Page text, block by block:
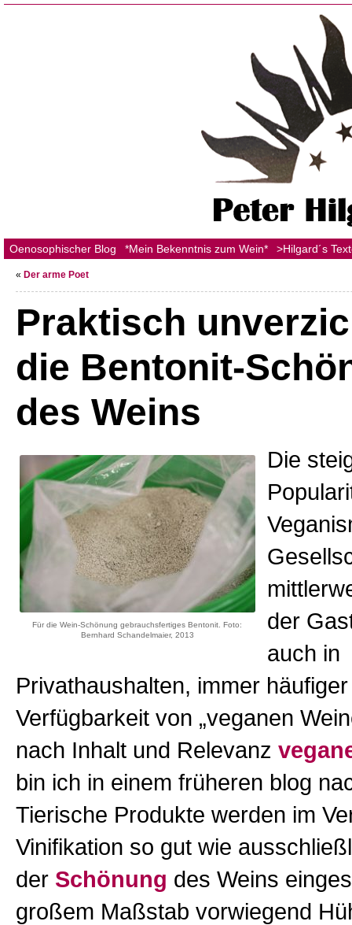
Oenosophischer Blog *Mein Bekenntnis zum Wein* >Hilgard´s
« Der arme Poet
Praktisch
die Bentonit-
des Weins
Für die Wein-Schönung gebrauchsfertiges Bentonit. Foto:
Bernhard Schandelmaier, 2013
Die
der
auch in
Privathaushalten, immer
Verfügbarkeit von „veganen
nach Inhalt und Relevanz
bin ich in einem früheren blog
Tierische Produkte werden im
Vinifikation so gut wie
der Schönung des Weins
großem Maßstab vorwiegend